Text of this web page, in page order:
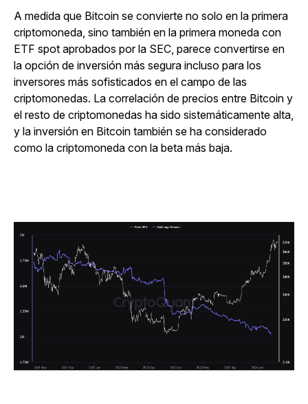
A medida que Bitcoin se convierte no solo en la primera
criptomoneda, sino también en la primera moneda con
ETF spot aprobados por la SEC, parece convertirse en
la opción de inversión más segura incluso para los
inversores más sofisticados en el campo de las
criptomonedas. La correlación de precios entre Bitcoin y
el resto de criptomonedas ha sido sistemáticamente alta,
y la inversión en Bitcoin también se ha considerado
como la criptomoneda con la beta más baja.